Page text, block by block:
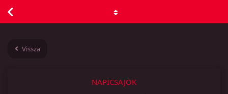
Vissza
NAPICSAJOK